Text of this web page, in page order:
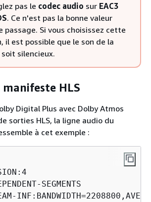
pas le codec audio sur EAC3
. Ce n'est pas la bonne valeur
passage. Si vous choisissez cette
il est possible que le son de la
silencieux.
manifeste HLS
Digital Plus avec Dolby Atmos
sorties HLS, la ligne audio du
à cet exemple :
SEGMENTS